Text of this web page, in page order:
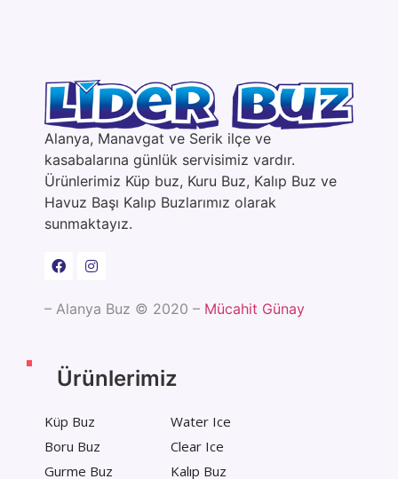
Alanya, Manavgat ve Serik ilçe ve
kasabalarına günlük servisimiz vardır.
Ürünlerimiz Küp buz, Kuru Buz, Kalıp Buz ve
Havuz Başı Kalıp Buzlarımız olarak
sunmaktayız.
– Alanya Buz © 2020 – Mücahit Günay
Ürünlerimiz
Küp Buz
Boru Buz
Gurme Buz
Water Ice
Clear Ice
Kalıp Buz